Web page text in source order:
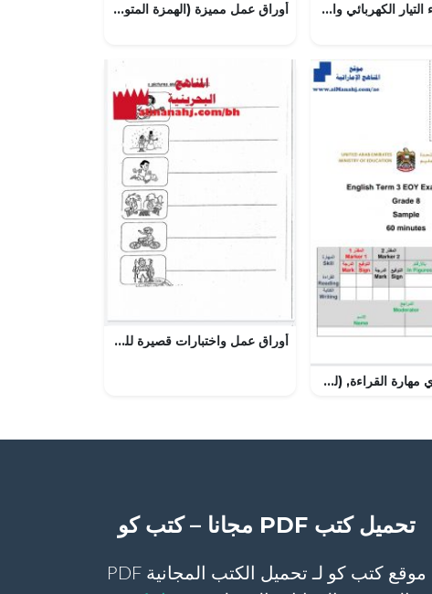
ملزمة فيزياء التيار الكهربائي والمقاومة, (فيزياء) الثاني عشر المتقدم أوراق عمل مميزة (الهمزة المتوسطة على ياء), (لغة عربية) الخامس
امتحان وزاري مهارة القراءة, (لغة انجليزية) الثامن
أوراق عمل واختبارات قصيرة للدور الأول نموذج 1
تحميل كتب PDF مجانا – كتب كو
موقع كتب كو لـ تحميل الكتب المجانية PDF